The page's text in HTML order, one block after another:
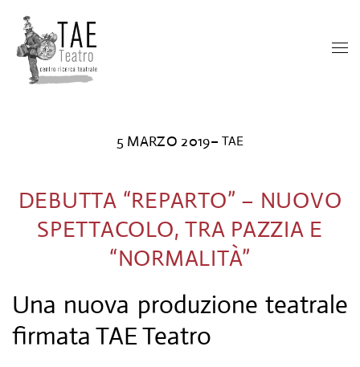
5 MARZO 2019–TAE
DEBUTTA “REPARTO” – NUOVO
SPETTACOLO, TRA PAZZIA E
“NORMALITÀ”
Una nuova produzione teatrale
firmata TAE Teatro